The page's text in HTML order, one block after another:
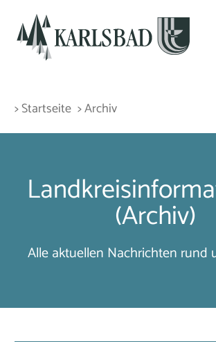
> Startseite > Archiv
(Archiv)
Alle aktuellen Nachrichten rund